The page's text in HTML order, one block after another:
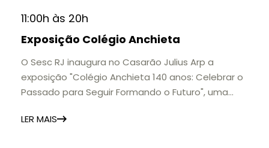
11:00h às 20h
Exposição Colégio Anchieta
O Sesc RJ inaugura no Casarão Julius Arp a
exposição "Colégio Anchieta 140 anos: Celebrar o
Passado para Seguir Formando o Futuro", uma
importantes instituições de ensino de Nova
LER MAIS